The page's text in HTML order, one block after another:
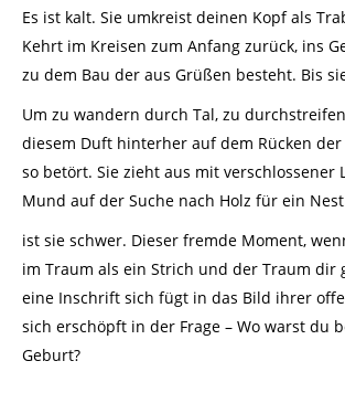
Es ist kalt. Sie umkreist deinen Kopf als
Kehrt im Kreisen zum Anfang zurück, ins
zu dem Bau der aus Grüßen besteht. Bis
Um zu wandern durch Tal, zu
diesem Duft hinterher auf dem Rücken der
so betört. Sie zieht aus mit verschlossener
Mund auf der Suche nach Holz für ein
ist sie schwer. Dieser fremde Moment,
im Traum als ein Strich und der Traum dir
eine Inschrift sich fügt in das Bild ihrer
sich erschöpft in der Frage – Wo warst du
Geburt?